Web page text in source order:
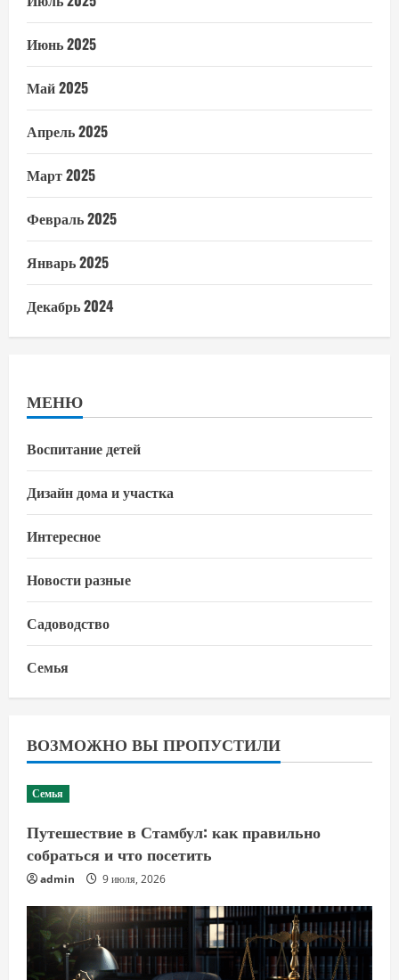
Июнь 2025
Май 2025
Апрель 2025
Март 2025
Февраль 2025
Январь 2025
Декабрь 2024
МЕНЮ
Воспитание детей
Дизайн дома и участка
Интересное
Новости разные
Садоводство
Семья
ВОЗМОЖНО ВЫ ПРОПУСТИЛИ
Семья
Путешествие в Стамбул: как правильно
собраться и что посетить
admin 9 июля, 2026